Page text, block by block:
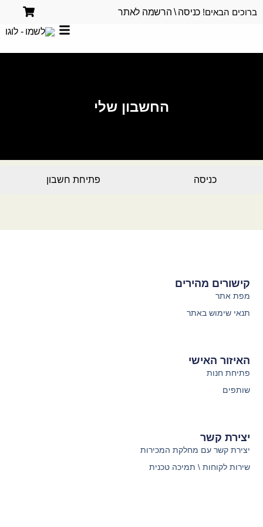
ברוכים הבאים! כניסה \ הרשמה לאתר
החשבון שלי
כניסה פתיחת חשבון
האיזור האישי
פתיחת חנות
שותפים
קישורים מהירים
מפת אתר
תנאי שימוש באתר
יצירת קשר
יצירת קשר עם מחלקת המכירות
שירות לקוחות \ תמיכה טכנית